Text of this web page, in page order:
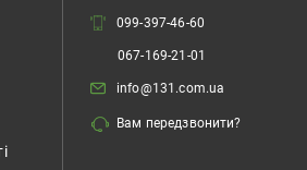
099-397-46-60
067-169-21-01
info@131.com.ua
Вам передзвонити?